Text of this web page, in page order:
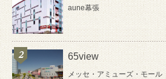
aune幕張
65view
メッセ・アミューズ・モール